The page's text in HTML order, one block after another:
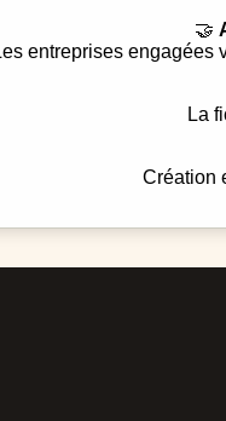
entreprises engagées
La
Création